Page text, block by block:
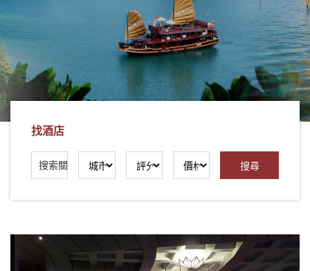
南
接
-
找酒店